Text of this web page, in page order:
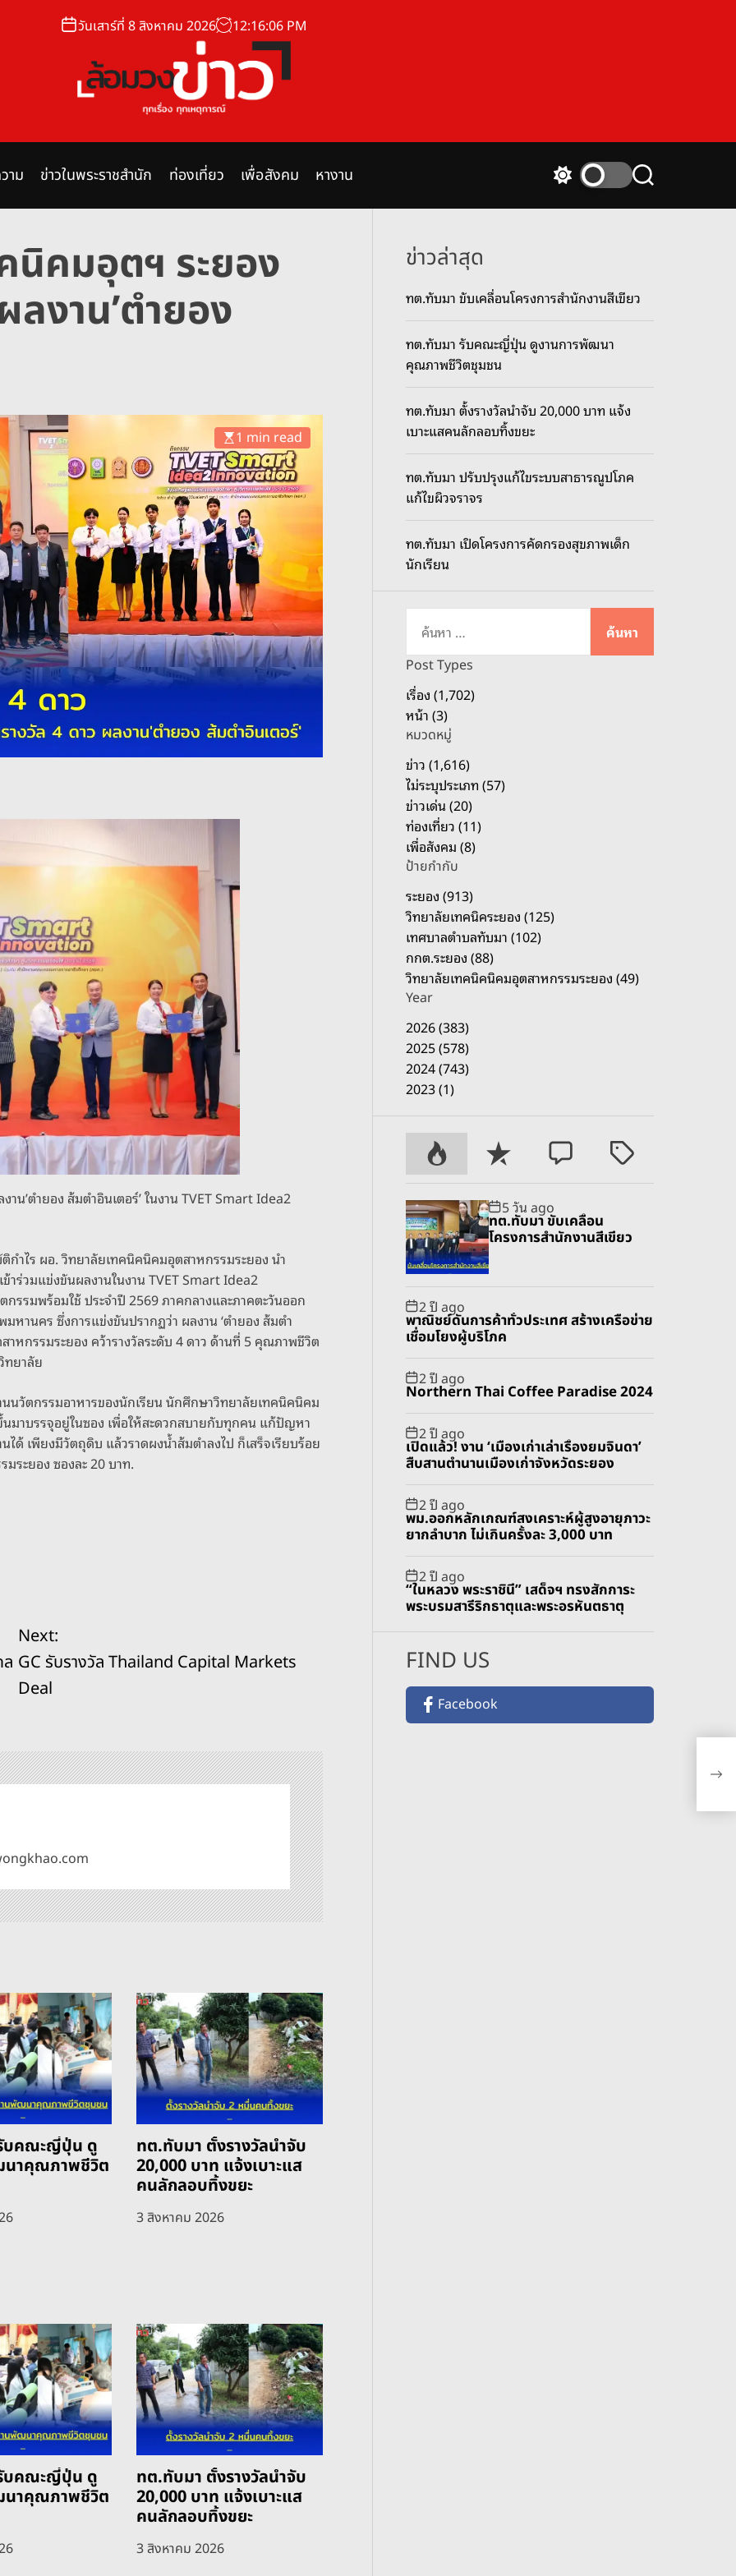
วันเสาร์ที่ 8 สิงหาคม 2026 12:16:07 PM
อ
ม
ง
า
ว
าม ข่าวในพระราชสำนัก ท่องเที่ยว เพื่อสังคม หางาน
i
o
r
e
S
a
นิคมอุตฯ ระยอง
ลงาน’ตำยอง
1 min read
น’ตำยอง ส้มตำอินเตอร์’ ในงาน TVET Smart Idea2
กำไร ผอ. วิทยาลัยเทคนิคนิคมอุตสาหกรรมระยอง นำ
าร่วมแข่งขันผลงานในงาน TVET Smart Idea2
รมพร้อมใช้ ประจำปี 2569 ภาคกลางและภาคตะวันออก
หานคร ซึ่งการแข่งขันปรากฏว่า ผลงาน ‘ตำยอง ส้มตำ
หกรรมระยอง คว้ารางวัลระดับ 4 ดาว ด้านที่ 5 คุณภาพชีวิต
ทยาลัย
นนวัตกรรมอาหารของนักเรียน นักศึกษาวิทยาลัยเทคนิคนิคม
มาบรรจุอยู่ในซอง เพื่อให้สะดวกสบายกับทุกคน แก้ปัญหา
ด้ เพียงมีวัตถุดิบ แล้วราดผงน้ำส้มตำลงไป ก็เสร็จเรียบร้อย
ระยอง ซองละ 20 บาท.
Next:
GC รับรางวัล Thailand Capital Markets
Deal
บคณะญี่ปุ่น ดู
นาคุณภาพชีวิต
ทต.ทับมา ตั้งรางวัลนำจับ
20,000 บาท แจ้งเบาะแส
คนลักลอบทิ้งขยะ
3 สิงหาคม 2026
บคณะญี่ปุ่น ดู
นาคุณภาพชีวิต
ทต.ทับมา ตั้งรางวัลนำจับ
20,000 บาท แจ้งเบาะแส
คนลักลอบทิ้งขยะ
3 สิงหาคม 2026
ข่าวล่าสุด
ทต.ทับมา ขับเคลื่อนโครงการสำนักงานสีเขียว
ทต.ทับมา รับคณะญี่ปุ่น ดูงานการพัฒนา
คุณภาพชีวิตชุมชน
ทต.ทับมา ตั้งรางวัลนำจับ 20,000 บาท แจ้ง
เบาะแสคนลักลอบทิ้งขยะ
ทต.ทับมา ปรับปรุงแก้ไขระบบสาธารณูปโภค
แก้ไขผิวจราจร
ทต.ทับมา เปิดโครงการคัดกรองสุขภาพเด็ก
นักเรียน
ห
สำ
ห
รั
บ
:
Post Types
เรื่อง (1,702)
หน้า (3)
หมวดหมู่
ข่าว (1,616)
ไม่ระบุประเภท (57)
ข่าวเด่น (20)
ท่องเที่ยว (11)
เพื่อสังคม (8)
ป้ายกำกับ
ระยอง (913)
วิทยาลัยเทคนิคระยอง (125)
เทศบาลตำบลทับมา (102)
กกต.ระยอง (88)
วิทยาลัยเทคนิคนิคมอุตสาหกรรมระยอง (49)
Year
2026 (383)
2025 (578)
2024 (743)
2023 (1)
P
o
p
u
l
a
r
R
e
c
e
n
t
C
o
m
m
e
T
g
e
5 วัน ago
ทต.ทับมา ขับเคลื่อน
โครงการสำนักงานสีเขียว
2 ปี ago
พาณิชย์ดันการค้าทั่วประเทศ สร้างเครือข่าย
เชื่อมโยงผู้บริโภค
2 ปี ago
Northern Thai Coffee Paradise 2024
2 ปี ago
เปิดแล้ว! งาน ‘เมืองเก่าเล่าเรื่องยมจินดา’
สืบสานตำนานเมืองเก่าจังหวัดระยอง
2 ปี ago
พม.ออกหลักเกณฑ์สงเคราะห์ผู้สูงอายุภาวะ
ยากลำบาก ไม่เกินครั้งละ 3,000 บาท
2 ปี ago
“ในหลวง พระราชินี” เสด็จฯ ทรงสักการะ
พระบรมสารีริกธาตุและพระอรหันตธาตุ
FIND US
Facebook